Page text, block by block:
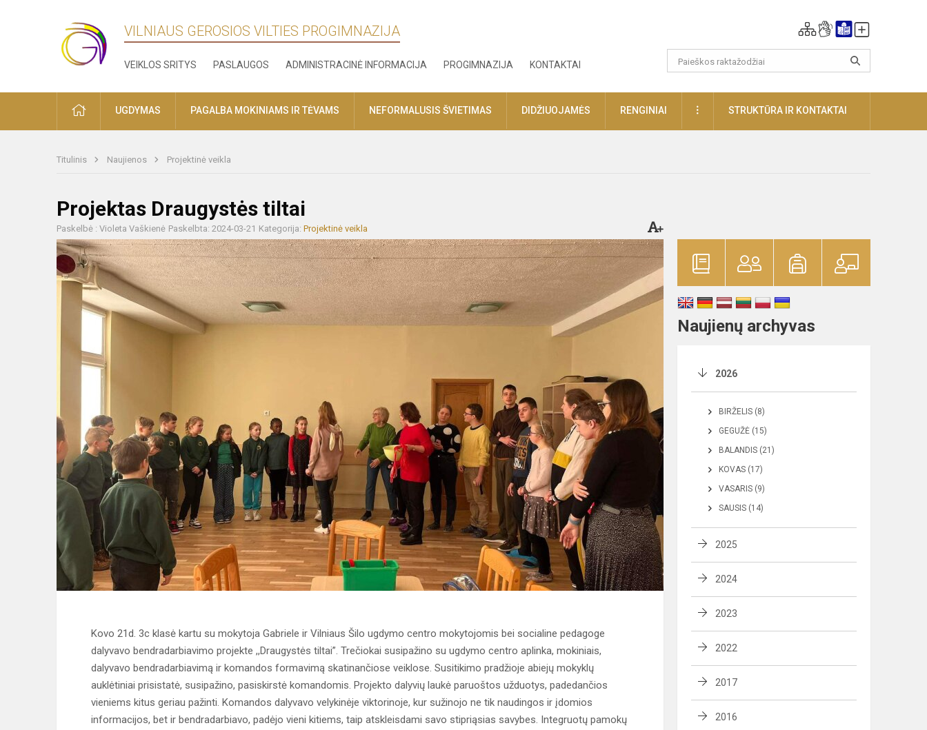
VILNIAUS GEROSIOS VILTIES PROGIMNAZIJA
VEIKLOS SRITYS PASLAUGOS ADMINISTRACINĖ INFORMACIJA PROGIMNAZIJA KONTAKTAI
PRADŽIAUGDYMAS PAGALBA MOKINIAMS IR TĖVAMS NEFORMALUSIS ŠVIETIMAS DIDŽIUOJAMĖS RENGINIAI DAUGIAUSTRUKTŪRA IR KONTAKTAI
Titulinis Naujienos Projektinė veikla
Projektas Draugystės tiltai
Paskelbė : Violeta Vaškienė Paskelbta: 2024-03-21 Kategorija: Projektinė veikla
Kovo 21d. 3c klasė kartu su mokytoja Gabriele ir Vilniaus Šilo ugdymo centro mokytojomis bei socialine pedagoge
dalyvavo bendradarbiavimo projekte ,,Draugystės tiltai”. Trečiokai susipažino su ugdymo centro aplinka, mokiniais,
dalyvavo bendradarbiavimą ir komandos formavimą skatinančiose veiklose. Susitikimo pradžioje abiejų mokyklų
auklėtiniai prisistatė, susipažino, pasiskirstė komandomis. Projekto dalyvių laukė paruoštos užduotys, padedančios
vieniems kitus geriau pažinti. Komandos dalyvavo velykinėje viktorinoje, kur sužinojo ne tik naudingos ir įdomios
informacijos, bet ir bendradarbiavo, padėjo vieni kitiems, taip atskleisdami savo stipriąsias savybes. Integruotų pamokų
Naujienų archyvas
2026
BIRŽELIS (8)
GEGUŽĖ (15)
BALANDIS (21)
KOVAS (17)
VASARIS (9)
SAUSIS (14)
2025
2024
2023
2022
2017
2016